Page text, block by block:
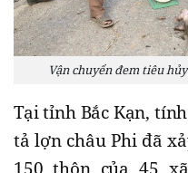
Vận chuyển đem tiêu
Tại tỉnh Bắc Kạn,
tả lợn châu Phi đã